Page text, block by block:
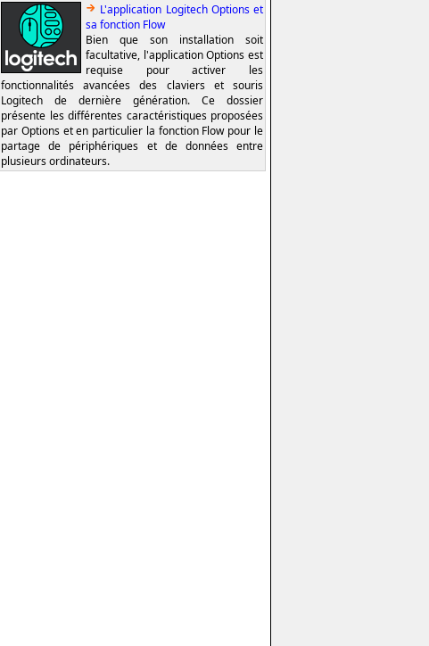
L'application Logitech Options et
sa fonction Flow
Bien que son installation soit
facultative, l'application Options est
requise pour activer les
fonctionnalités avancées des claviers et souris
Logitech de dernière génération. Ce dossier
présente les différentes caractéristiques proposées
par Options et en particulier la fonction Flow pour le
partage de périphériques et de données entre
plusieurs ordinateurs.